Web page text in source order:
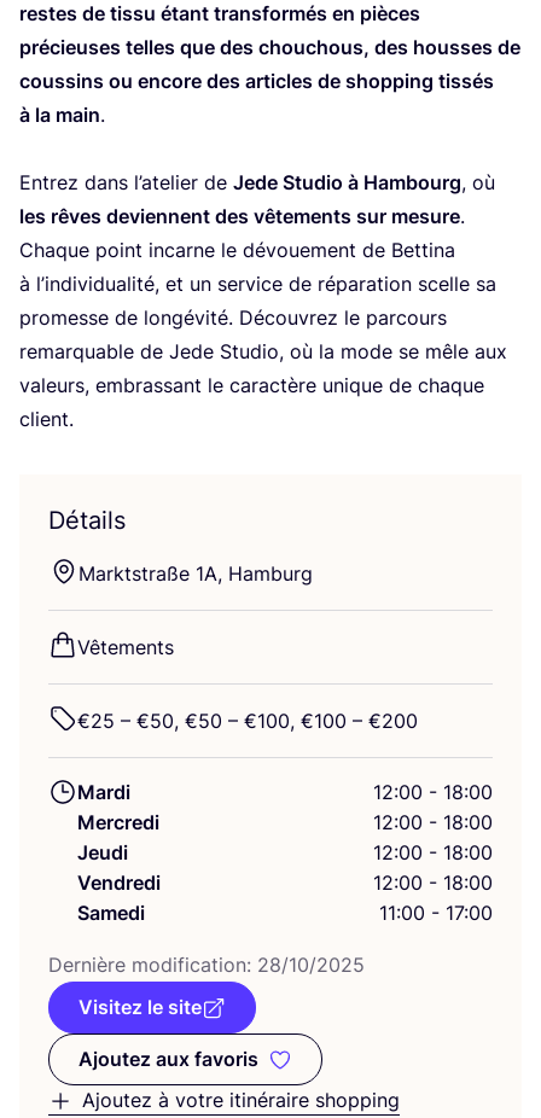
restes de tis­su étant trans­for­més en pièces
pré­cieuses telles que des chou­chous, des housses de
cous­sins ou encore des articles de shop­ping tis­sés
à la main.
Entrez dans l’a­te­lier de Jede Stu­dio à Ham­bourg, où
les rêves deviennent des vête­ments sur mesure.
Chaque point incarne le dévoue­ment de Bet­ti­na
à l’in­di­vi­dua­li­té, et un ser­vice de répa­ra­tion scelle sa
pro­messe de lon­gé­vi­té. Décou­vrez le par­cours
remar­quable de Jede Stu­dio, où la mode se mêle aux
valeurs, embras­sant le carac­tère unique de chaque
client.
Détails
Markts­traße 1A, Hamburg
Vête­ments
€25 – €50, €50 – €100, €100 – €200
Mardi
12:00 - 18:00
Mercredi
12:00 - 18:00
Jeudi
12:00 - 18:00
Vendredi
12:00 - 18:00
Samedi
11:00 - 17:00
Der­nière modi­fi­ca­tion: 28/10/2025
Visitez le site
Ajoutez aux favoris
Ajoutez aux favoris
Ajoutez à votre itinéraire shopping